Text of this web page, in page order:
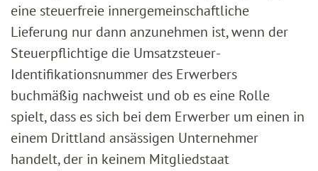
eine steuerfreie innergemeinschaftliche
Lieferung nur dann anzunehmen ist, wenn der
Steuerpflichtige die Umsatzsteuer-
Identifikationsnummer des Erwerbers
buchmäßig nachweist und ob es eine Rolle
spielt, dass es sich bei dem Erwerber um einen in
einem Drittland ansässigen Unternehmer
handelt, der in keinem Mitgliedstaat